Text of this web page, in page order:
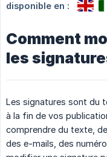
disponible en :
Comment
les
Les signatures sont du
à la fin de vos
comprendre du texte,
des e-mails, des